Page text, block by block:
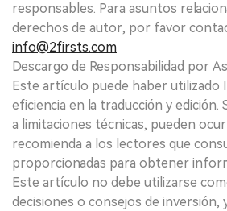
responsables. Para asuntos
derechos de autor, por favor
info@2firsts.com
Descargo de Responsabilidad por
Este artículo puede haber utilizado
eficiencia en la traducción y edición.
a limitaciones técnicas, pueden
recomienda a los lectores que
proporcionadas para obtener
Este artículo no debe utilizarse
decisiones o consejos de inversión,